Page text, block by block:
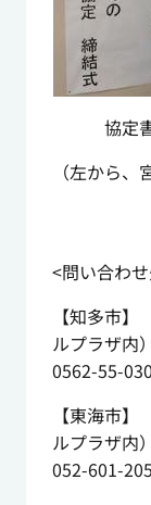
協定
（左から、
<問い合わ
【知多市
ルプラザ内
0562-55-
【東海市
ルプラザ内
052-601-